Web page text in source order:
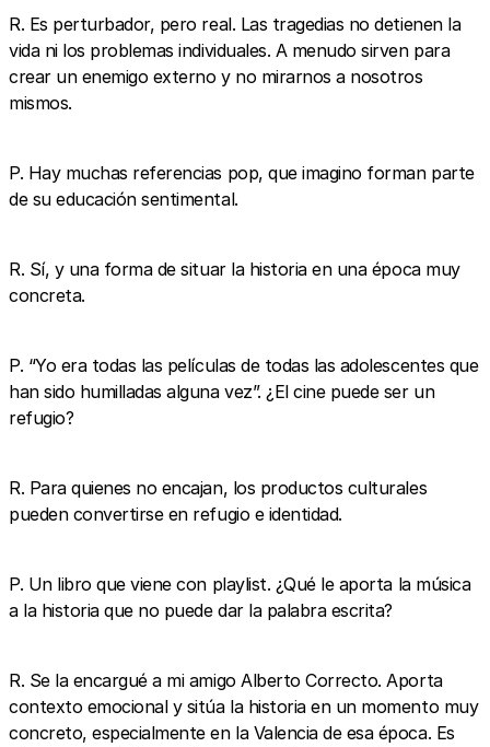
R. Es perturbador, pero real. Las tragedias no detienen la
vida ni los problemas individuales. A menudo sirven para
crear un enemigo externo y no mirarnos a nosotros
mismos.
P. Hay muchas referencias pop, que imagino forman parte
de su educación sentimental.
R. Sí, y una forma de situar la historia en una época muy
concreta.
P. “Yo era todas las películas de todas las adolescentes que
han sido humilladas alguna vez”. ¿El cine puede ser un
refugio?
R. Para quienes no encajan, los productos culturales
pueden convertirse en refugio e identidad.
P. Un libro que viene con playlist. ¿Qué le aporta la música
a la historia que no puede dar la palabra escrita?
R. Se la encargué a mi amigo Alberto Correcto. Aporta
contexto emocional y sitúa la historia en un momento muy
concreto, especialmente en la Valencia de esa época. Es